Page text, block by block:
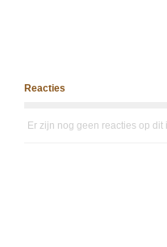
Reacties
Er zijn nog geen reacties op dit